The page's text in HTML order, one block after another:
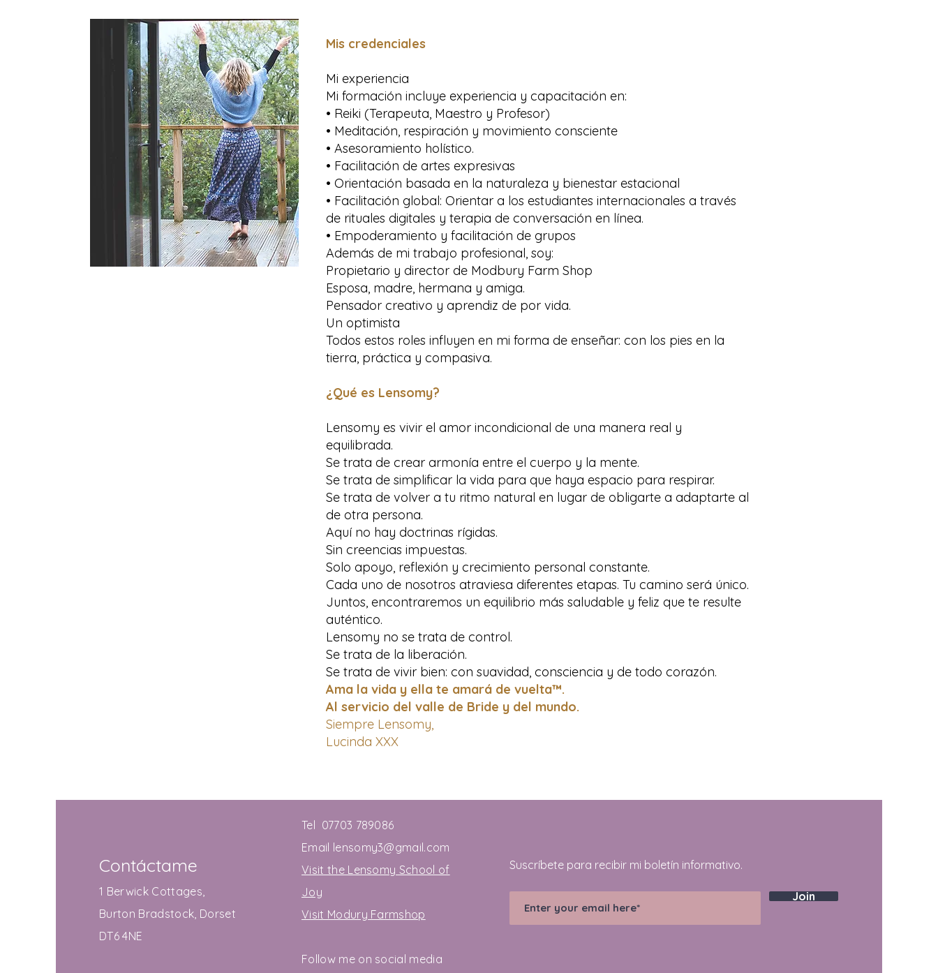
Mis credenciales
Mi experiencia
Mi formación incluye experiencia y capacitación en:
• Reiki (Terapeuta, Maestro y Profesor)
• Meditación, respiración y movimiento consciente
• Asesoramiento holístico.
• Facilitación de artes expresivas
• Orientación basada en la naturaleza y bienestar estacional
• Facilitación global: Orientar a los estudiantes internacionales a través
de rituales digitales y terapia de conversación en línea.
• Empoderamiento y facilitación de grupos
Además de mi trabajo profesional, soy:
Propietario y director de Modbury Farm Shop
Esposa, madre, hermana y amiga.
Pensador creativo y aprendiz de por vida.
Un optimista
Todos estos roles influyen en mi forma de enseñar: con los pies en la
tierra, práctica y compasiva.
¿Qué es Lensomy?
Lensomy es vivir el amor incondicional de una manera real y
equilibrada.
Se trata de crear armonía entre el cuerpo y la mente.
Se trata de simplificar la vida para que haya espacio para respirar.
Se trata de volver a tu ritmo natural en lugar de obligarte a adaptarte al
de otra persona.
Aquí no hay doctrinas rígidas.
Sin creencias impuestas.
Solo apoyo, reflexión y crecimiento personal constante.
Cada uno de nosotros atraviesa diferentes etapas. Tu camino será único.
Juntos, encontraremos un equilibrio más saludable y feliz que te resulte
auténtico.
Lensomy no se trata de control.
Se trata de la liberación.
Se trata de vivir bien: con suavidad, consciencia y de todo corazón.
Ama la vida y ella te amará de vuelta™.
Al servicio del valle de Bride y del mundo.
Siempre Lensomy,
Lucinda XXX
Contáctame
1 Berwick Cottages,
Burton Bradstock, Dorset
DT6 4NE
Tel 07703 789086
Email lensomy3@gmail.com
Visit the Lensomy School of
Joy
Visit Modury Farmshop
Follow me on social media
Suscríbete para recibir mi boletín informativo.
Join